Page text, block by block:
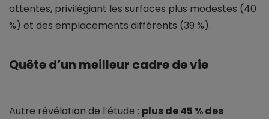
attentes, privilégiant les surfaces plus modestes (40
%) et des emplacements différents (39 %).
Quête d’un meilleur cadre de vie
Autre révélation de l’étude : plus de 45 % des